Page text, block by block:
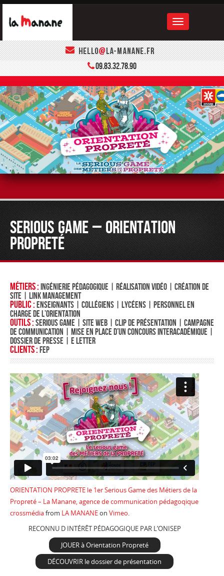
ACCUEIL
LA MANANE
LE BOOK
CONTACT
09.83.32.78.90
SERIOUS GAME – ORIENTATION
PROPRETÉ
Métiers : Ingénierie pédagogique | Réalisation vidéo | Création de
site | Link management
Public : Enseignants | Collégiens | Lycéens | Personnel en
charge de l’orientation
Outils : Serious game | Site web | Clip de présentation | Campagne
de communication | Mise en place d’un concours interacadémique |
Dossier de presse | E letter
Clients : FEP
ORIENTATION PROPRETE le 1er Serious Game des Métiers de la
Propreté – La Manane, agence de communication pédagoqique
crossmédiafrom LA MANANEon Vimeo.
RECONNU D INTÉRÊT PÉDAGOGIQUE PAR L’ONISEP
JOUER à Orientation Propreté
DÉCOUVRIR le dossier de présentation